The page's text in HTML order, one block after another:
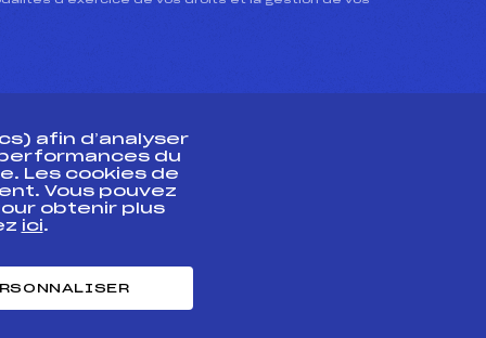
professionnel
afin d’analyser
du
Les cookies de
Vous pouvez
obtenir plus
ici.